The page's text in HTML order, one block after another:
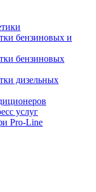
бензиновых и
бензиновых
дизельных
услуг
Pro-Line